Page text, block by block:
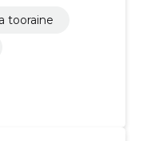
tooraine